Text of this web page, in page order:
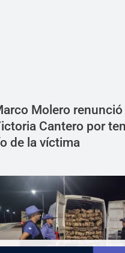
Molero
Cantero por
de la víctima